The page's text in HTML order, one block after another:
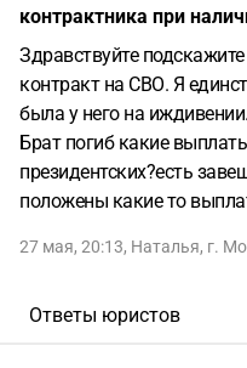
контрактника при
Здравствуйте
контракт на СВО. Я
была у него на
Брат погиб какие
президентских?есть
положены какие то
27 мая, 20:13, Наталья, г.
Ответы юристов